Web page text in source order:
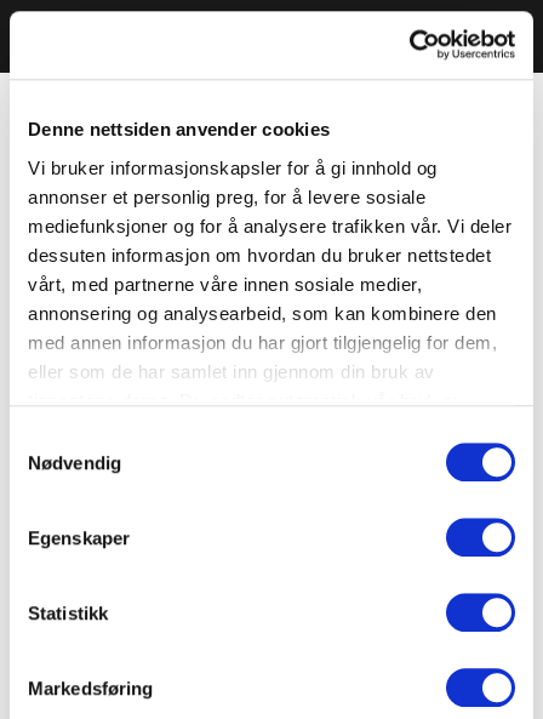
Denne nettsiden anvender cookies
Vi bruker informasjonskapsler for å gi innhold og
annonser et personlig preg, for å levere sosiale
mediefunksjoner og for å analysere trafikken vår. Vi deler
dessuten informasjon om hvordan du bruker nettstedet
vårt, med partnerne våre innen sosiale medier,
annonsering og analysearbeid, som kan kombinere den
med annen informasjon du har gjort tilgjengelig for dem,
eller som de har samlet inn gjennom din bruk av
Nødvendig
Egenskaper
Statistikk
Markedsføring